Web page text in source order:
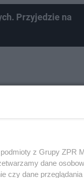
Przyjedzie na
z Grupy ZPR
dane
czy dane